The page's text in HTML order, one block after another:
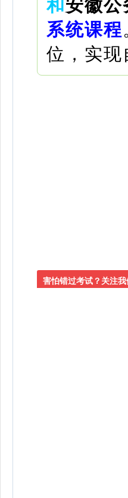
和 安徽公
系统课程
位，实现
害怕错过考试？关注我